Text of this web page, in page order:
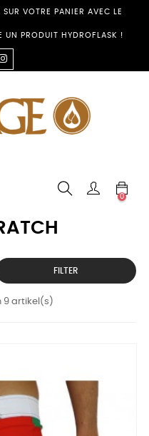
VOTRE PANIER AVEC LE
UN PRODUIT HYDROFLASK !
0
FILTER
9 artikel(s)